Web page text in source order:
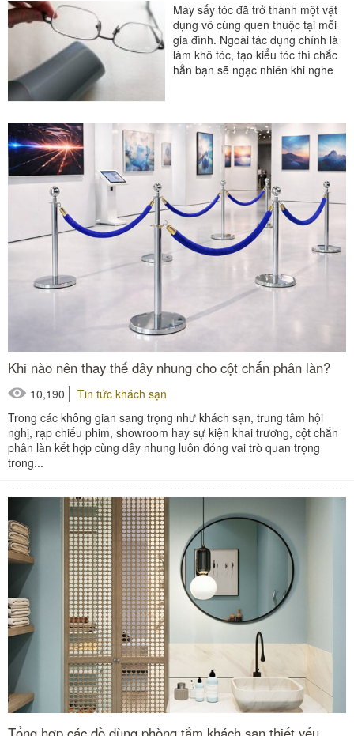
Máy sấy tóc đã trở thành một vật
dụng vô cùng quen thuộc tại mỗi
gia đình. Ngoài tác dụng chính là
làm khô tóc, tạo kiểu tóc thì chắc
hẳn bạn sẽ ngạc nhiên khi nghe
#máy sấy tay
#máy sấy tóc
#máy sấy tóc khách sạn
Khi nào nên thay thế dây nhung cho cột chắn phân làn?
10,190
Tin tức khách sạn
Trong các không gian sang trọng như khách sạn, trung tâm hội
nghị, rạp chiếu phim, showroom hay sự kiện khai trương, cột chắn
phân làn kết hợp cùng dây nhung luôn đóng vai trò quan trọng
trong...